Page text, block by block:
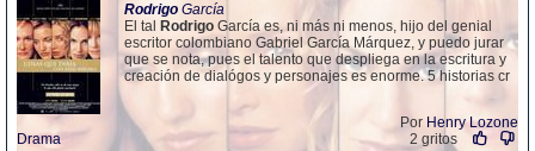
Rodrigo García
El tal Rodrigo García es, ni más ni menos, hijo del genial
escritor colombiano Gabriel García Márquez, y puedo jurar
que se nota, pues el talento que despliega en la escritura y
creación de dialógos y personajes es enorme. 5 historias cr
Por Henry Lozone
Drama
2 gritos